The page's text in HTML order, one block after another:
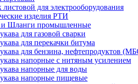
для электрооборудования
изделия РТИ
и Шланги промышленные
для газовой сварки
для перекачки битума
для бензина, нефтепродуктов
напорные с нитяным усилением
напорные для воды
напорные пищевые